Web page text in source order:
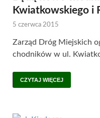
Kwiatkowskiego i
5 czerwca 2015
Zarząd Dróg Miejskich
chodników w ul.
CZYTAJ WIĘCEJ